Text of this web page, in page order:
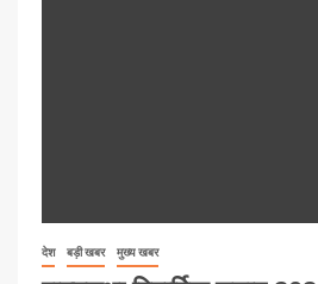
देश बड़ी खबर मुख्य खबर